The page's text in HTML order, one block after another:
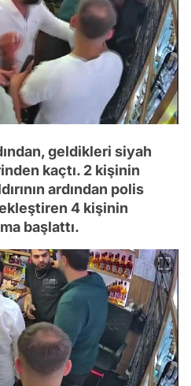
geldikleri siyah
kaçtı. 2 kişinin
ardından polis
4 kişinin
başlattı.